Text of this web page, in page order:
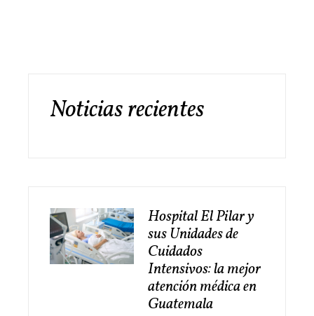
Noticias recientes
Hospital El Pilar y
sus Unidades de
Cuidados
Intensivos: la mejor
atención médica en
Guatemala